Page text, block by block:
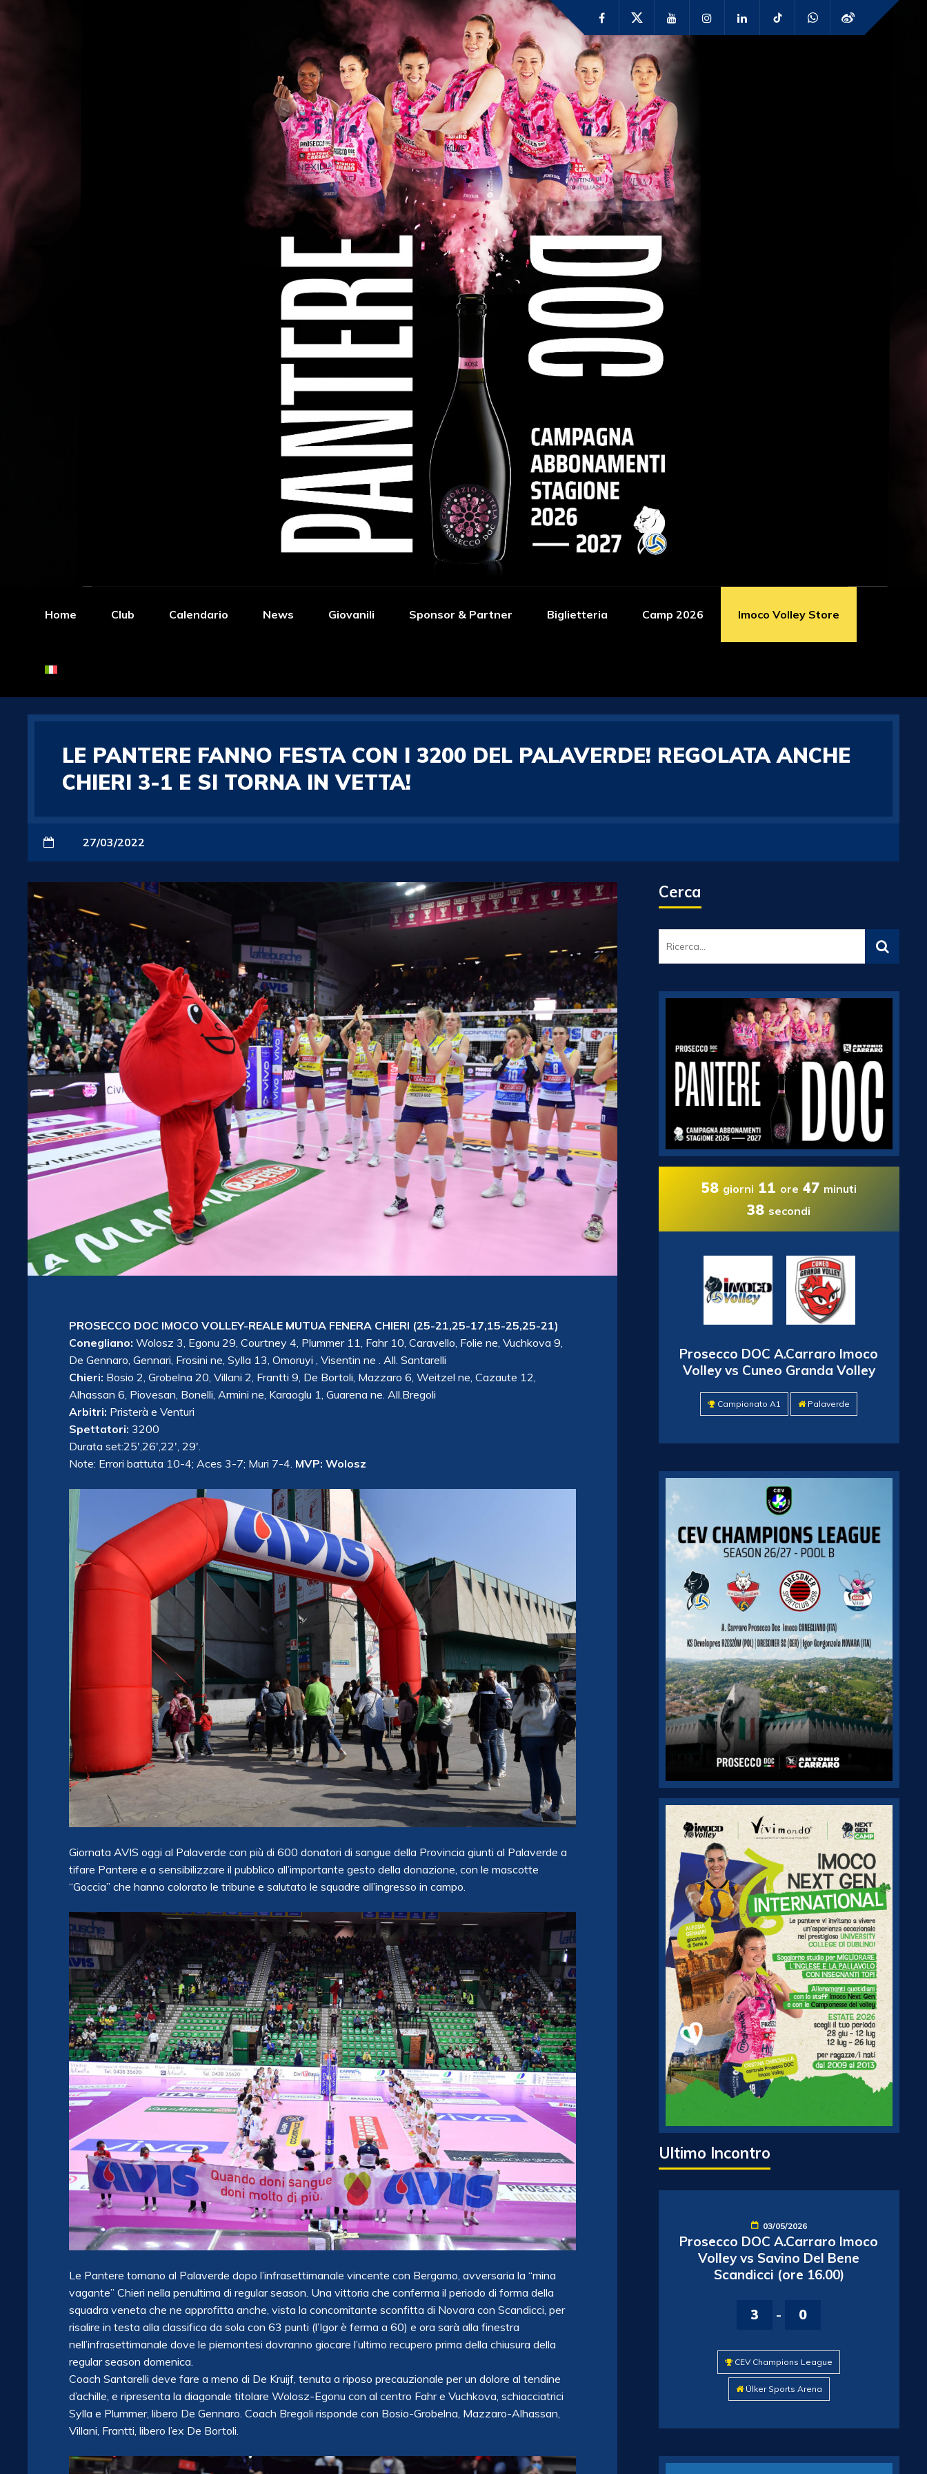
Home Club Calendario News Giovanili Sponsor & Partner Biglietteria Camp 2026 Imoco Volley Store
LE PANTERE FANNO FESTA CON I 3200 DEL PALAVERDE! REGOLATA ANCHE
CHIERI 3-1 E SI TORNA IN VETTA!
27/03/2022
PROSECCO DOC IMOCO VOLLEY-REALE MUTUA FENERA CHIERI (25-21,25-17,15-25,25-21)
Conegliano: Wolosz 3, Egonu 29, Courtney 4, Plummer 11, Fahr 10, Caravello, Folie ne, Vuchkova 9,
De Gennaro, Gennari, Frosini ne, Sylla 13, Omoruyi , Visentin ne . All. Santarelli
Chieri: Bosio 2, Grobelna 20, Villani 2, Frantti 9, De Bortoli, Mazzaro 6, Weitzel ne, Cazaute 12,
Alhassan 6, Piovesan, Bonelli, Armini ne, Karaoglu 1, Guarena ne. All.Bregoli
Arbitri: Pristerà e Venturi
Spettatori: 3200
Durata set:25′,26′,22′, 29′.
Note: Errori battuta 10-4; Aces 3-7; Muri 7-4. MVP: Wolosz
Giornata AVIS oggi al Palaverde con più di 600 donatori di sangue della Provincia giunti al Palaverde a
tifare Pantere e a sensibilizzare il pubblico all’importante gesto della donazione, con le mascotte
“Goccia” che hanno colorato le tribune e salutato le squadre all’ingresso in campo.
Le Pantere tornano al Palaverde dopo l’infrasettimanale vincente con Bergamo, avversaria la “mina
vagante” Chieri nella penultima di regular season. Una vittoria che conferma il periodo di forma della
squadra veneta che ne approfitta anche, vista la concomitante sconfitta di Novara con Scandicci, per
risalire in testa alla classifica da sola con 63 punti (l’Igor è ferma a 60) e ora sarà alla finestra
nell’infrasettimanale dove le piemontesi dovranno giocare l’ultimo recupero prima della chiusura della
regular season domenica.
Coach Santarelli deve fare a meno di De Kruijf, tenuta a riposo precauzionale per un dolore al tendine
d’achille, e ripresenta la diagonale titolare Wolosz-Egonu con al centro Fahr e Vuchkova, schiacciatrici
Sylla e Plummer, libero De Gennaro. Coach Bregoli risponde con Bosio-Grobelna, Mazzaro-Alhassan,
Villani, Frantti, libero l’ex De Bortoli.
Cerca
58 giorni 11 ore 47 minuti
36 secondi
Prosecco DOC A.Carraro Imoco
Volley vs Cuneo Granda Volley
Campionato A1 Palaverde
Ultimo Incontro
03/05/2026
Prosecco DOC A.Carraro Imoco
Volley vs Savino Del Bene
Scandicci (ore 16.00)
3 - 0
CEV Champions League
Ülker Sports Arena